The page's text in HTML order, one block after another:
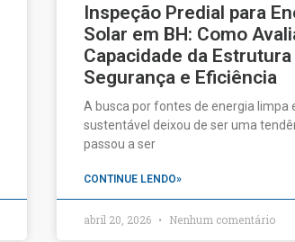
Inspeção Predial para
Solar em BH: Como
Capacidade da
Segurança e Eficiência
A busca por fontes de energia limpa
sustentável deixou de ser uma
passou a ser
CONTINUE LENDO»
abril 20, 2026 Nenhum comentário